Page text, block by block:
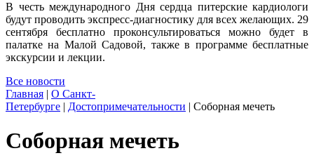
В честь международного Дня сердца питерские кардиологи
будут проводить экспресс-диагностику для всех желающих. 29
сентября бесплатно проконсультироваться можно будет в
палатке на Малой Садовой, также в программе бесплатные
экскурсии и лекции.
Все новости
Главная | О Санкт-
Петербурге | Достопримечательности | Соборная мечеть
Соборная мечеть